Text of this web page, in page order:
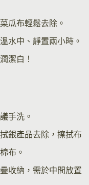
瓜布輕鬆去除。
水中、靜置兩小時。
潔白！
手洗。
銀產品去除，擦拭布
布。
收納，需於中間放置